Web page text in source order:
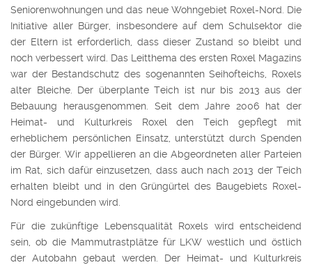
Seniorenwohnungen und das neue Wohngebiet Roxel-Nord. Die
Initiative aller Bürger, insbesondere auf dem Schulsektor die
der Eltern ist erforderlich, dass dieser Zustand so bleibt und
noch verbessert wird. Das Leitthema des ersten Roxel Magazins
war der Bestandschutz des sogenannten Seihofteichs, Roxels
alter Bleiche. Der überplante Teich ist nur bis 2013 aus der
Bebauung herausgenommen. Seit dem Jahre 2006 hat der
Heimat- und Kulturkreis Roxel den Teich gepflegt mit
erheblichem persönlichen Einsatz, unterstützt durch Spenden
der Bürger. Wir appellieren an die Abgeordneten aller Parteien
im Rat, sich dafür einzusetzen, dass auch nach 2013 der Teich
erhalten bleibt und in den Grüngürtel des Baugebiets Roxel-
Nord eingebunden wird.
Für die zukünftige Lebensqualität Roxels wird entscheidend
sein, ob die Mammutrastplätze für LKW westlich und östlich
der Autobahn gebaut werden. Der Heimat- und Kulturkreis